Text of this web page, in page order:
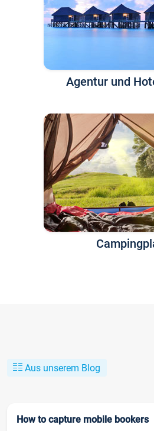
Agentur und
Aus unserem Blog
How to capture mobile bookers